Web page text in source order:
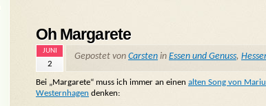
Oh Margarete
JUNI
2
Gepostet von Carsten in Essen und Genuss,
Bei „Margarete“ muss ich immer an einen alten Song von
Westernhagen denken: